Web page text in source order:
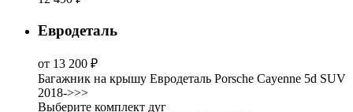
Евродеталь
от 13 200 ₽
Багажник на крышу Евродеталь Porsche Cayenne 5d SUV
2018->>>
Выберите комплект дуг